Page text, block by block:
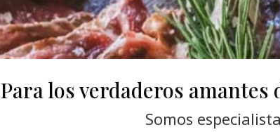
Para los verdaderos amantes
Somos